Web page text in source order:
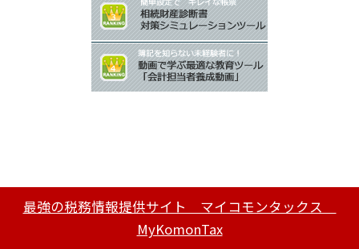
最強の税務情報提供サイト マイコモンタックス
MyKomonTax